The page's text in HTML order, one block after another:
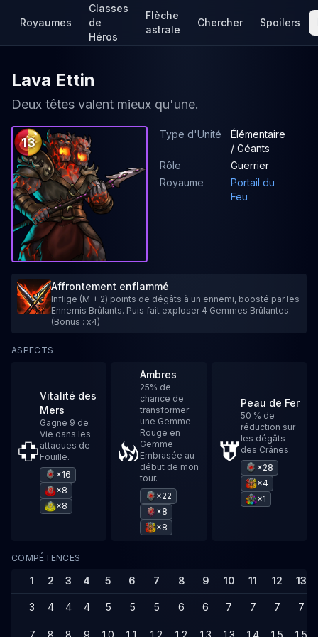
Royaumes
Classes
de
Héros
Flèche
astrale
Chercher Spoilers
Lava Ettin
Deux têtes valent mieux qu'une.
13
Type d'Unité
Élémentaire
/ Géants
Rôle
Guerrier
Royaume
Portail du
Feu
Affrontement enflammé
Inflige (M + 2) points de dégâts à un ennemi, boosté par les
Ennemis Brûlants. Puis fait exploser 4 Gemmes Brûlantes.
(Bonus : x4)
ASPECTS
Vitalité des
Mers
Gagne 9 de
Vie dans les
attaques de
Fouille.
×16
×8
×8
Ambres
25% de
chance de
transformer
une Gemme
Rouge en
Gemme
Embrasée au
début de mon
tour.
×22
×8
×8
Peau de Fer
50 % de
réduction sur
les dégâts
des Crânes.
×28
×4
×1
COMPÉTENCES
1 2 3 4 5 6 7 8 9 10 11 12 13
3 4 4 4 5 5 5 6 6 7 7 7 7
7 8 8 9 10 11 12 12 13 13 14 15 15